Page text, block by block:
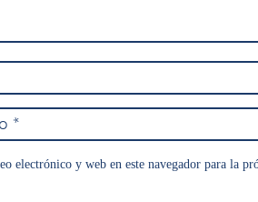
electrónico y web en este navegador para la